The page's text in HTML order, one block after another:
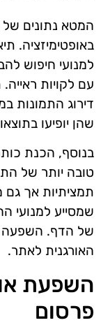
המטא נתונים
למנועי חיפוש
עם לקויות
דירוג התמונות
שהן יופיעו
בנוסף, הכנת
טובה יותר של
תמציתיות אך גם
שמסייע למנועי
של הדף. השפעה
האורגנית לאתר.
השפעת
פרסום